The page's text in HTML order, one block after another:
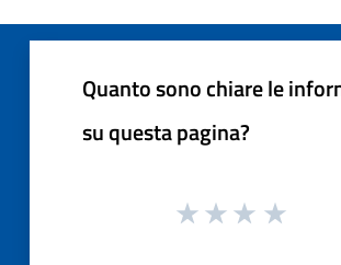
Quanto sono chiare le
su questa pagina?